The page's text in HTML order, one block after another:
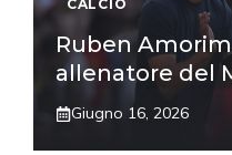
CALCIO
Ruben
allenatore del
Giugno 16, 2026